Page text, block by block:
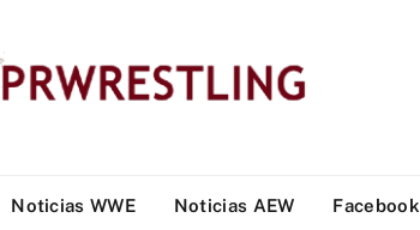
Noticias WWE Noticias AEW Facebook